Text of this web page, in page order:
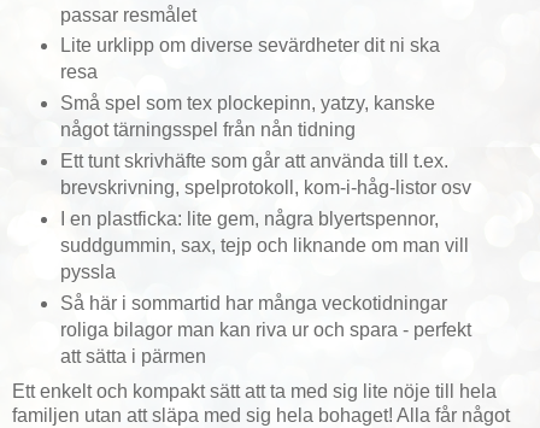
passar resmålet
Lite urklipp om diverse sevärdheter dit ni ska
resa
Små spel som tex plockepinn, yatzy, kanske
något tärningsspel från nån tidning
Ett tunt skrivhäfte som går att använda till t.ex.
brevskrivning, spelprotokoll, kom-i-håg-listor osv
I en plastficka: lite gem, några blyertspennor,
suddgummin, sax, tejp och liknande om man vill
pyssla
Så här i sommartid har många veckotidningar
roliga bilagor man kan riva ur och spara - perfekt
att sätta i pärmen
Ett enkelt och kompakt sätt att ta med sig lite nöje till hela
familjen utan att släpa med sig hela bohaget! Alla får något